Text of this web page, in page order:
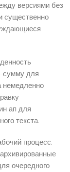
версиями без
существенно
сумму для
немедленно
ап для
текста.
процесс.
очередного